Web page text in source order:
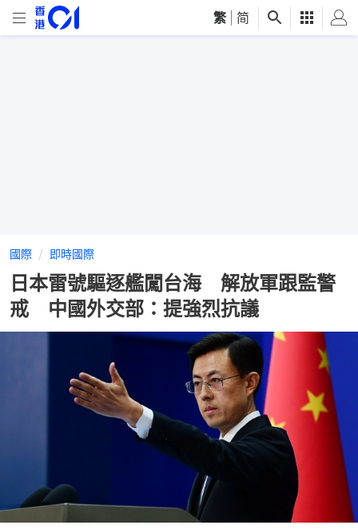
繁 简
國際 即時國際
日本雷號驅逐艦闖台海 解放軍跟監警
戒 中國外交部：提強烈抗議